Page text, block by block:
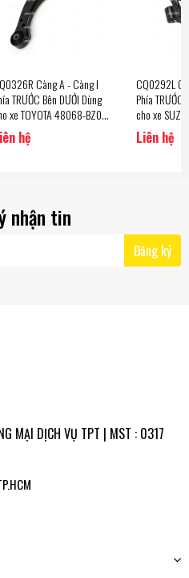
Càng A - Càng I
TRƯỚC Bên DƯỚI Dùng
xe TOYOTA 48068-BZ010
Phụ CQT33R Hàng CTR -
hệ
CQ0292L
Phía TRƯỚC
cho xe
Bên Tài
Korea
Liên hệ
nhận tin
Đăng ký
MẠI DỊCH VỤ TPT | MST : 0317